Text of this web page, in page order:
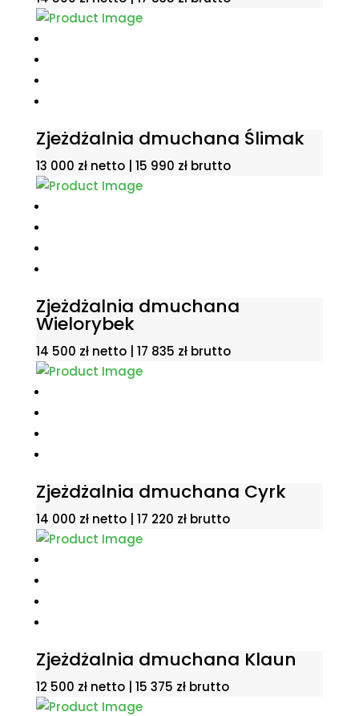
Zjeżdżalnia dmuchana Ślimak
13 000 zł netto | 15 990 złbrutto
Zjeżdżalnia dmuchana
Wielorybek
14 500 zł netto | 17 835 złbrutto
Zjeżdżalnia dmuchana Cyrk
14 000 zł netto | 17 220 złbrutto
Zjeżdżalnia dmuchana Klaun
12 500 zł netto | 15 375 złbrutto